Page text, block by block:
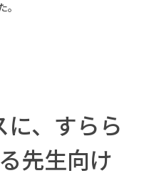
に、すらら
先生向け